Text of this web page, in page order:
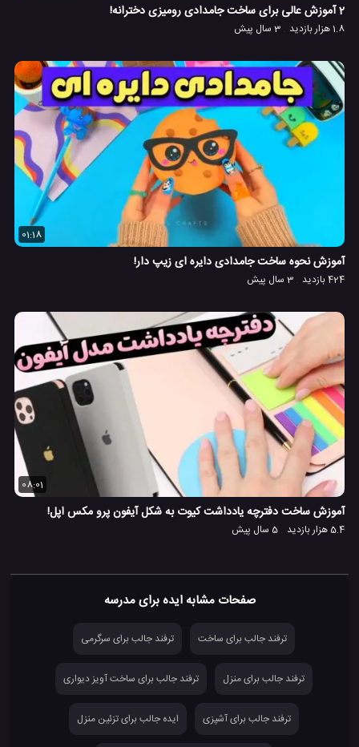
2 آموزش عالی برای ساخت جامدادی رومیزی دخترانه!
1.8 هزار بازدید 3 سال پیش
01:18
آموزش نحوه ساخت جامدادی دایره ای زیپ دار!
424 بازدید 3 سال پیش
08:01
آموزش ساخت دفترچه یادداشت کیوت به شکل آیفون پرو مکس اپل!
5.4 هزار بازدید 5 سال پیش
صفحات مشابه ایده برای مدرسه
ترفند جالب برای ساخت ترفند جالب برای سرگرمی
ترفند جالب برای منزل ترفند جالب برای ساخت آویز دیواری
ترفند جالب برای آشپزی ایده جالب برای تزئین منزل